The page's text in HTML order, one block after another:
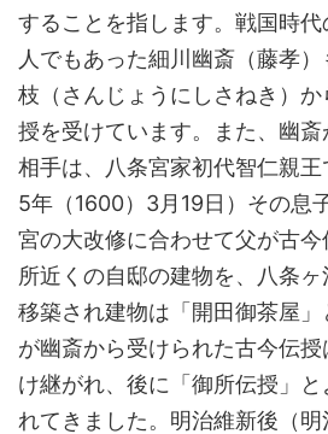
することを指します。戦国時
人でもあった細川幽斎（藤孝
枝（さんじょうにしさねき）
授を受けています。また、幽
相手は、八条宮家初代智仁親
5年（1600）3月19日）その息
宮の大改修に合わせて父が古
所近くの自邸の建物を、八条ヶ
移築され建物は「開田御茶屋
が幽斎から受けられた古今伝
け継がれ、後に「御所伝授」
れてきました。明治維新後（